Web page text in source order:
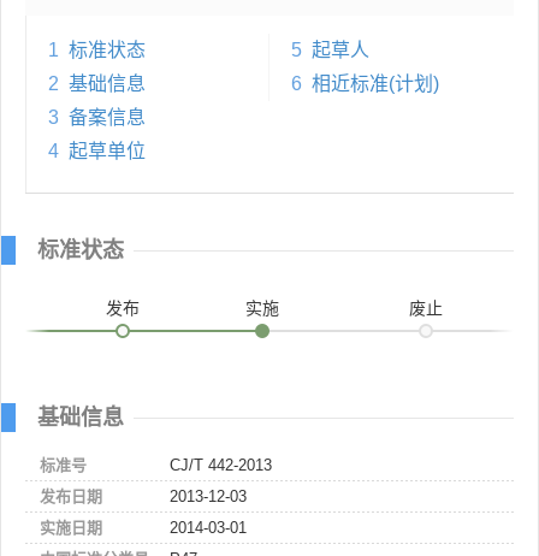
1 标准状态
2 基础信息
3 备案信息
4 起草单位
5 起草人
6 相近标准(计划)
标准状态
发布 实施 废止
基础信息
标准号
CJ/T 442-2013
发布日期
2013-12-03
实施日期
2014-03-01